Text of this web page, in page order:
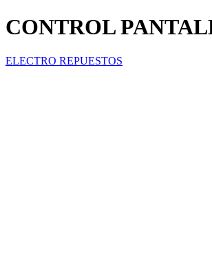
CONTROL
ELECTRO REPUESTOS